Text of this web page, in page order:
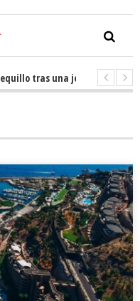
una jornada de baloncesto